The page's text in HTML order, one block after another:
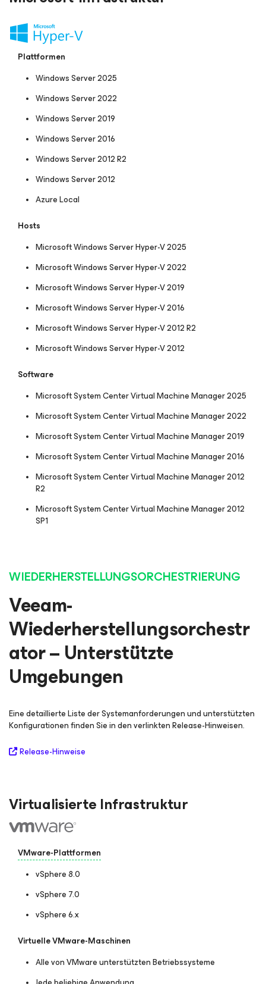
Plattformen
Windows Server 2025
Windows Server 2022
Windows Server 2019
Windows Server 2016
Windows Server 2012 R2
Windows Server 2012
Azure Local
Hosts
Microsoft Windows Server Hyper-V 2025
Microsoft Windows Server Hyper-V 2022
Microsoft Windows Server Hyper-V 2019
Microsoft Windows Server Hyper-V 2016
Microsoft Windows Server Hyper-V 2012 R2
Microsoft Windows Server Hyper-V 2012
Software
Microsoft System Center Virtual Machine Manager 2025
Microsoft System Center Virtual Machine Manager 2022
Microsoft System Center Virtual Machine Manager 2019
Microsoft System Center Virtual Machine Manager 2016
Microsoft System Center Virtual Machine Manager 2012
R2
Microsoft System Center Virtual Machine Manager 2012
SP1
WIEDERHERSTELLUNGSORCHESTRIERUNG
Veeam-
Wiederherstellungsorchestr
ator – Unterstützte
Umgebungen
Eine detaillierte Liste der Systemanforderungen und unterstützten
Konfigurationen finden Sie in den verlinkten Release-Hinweisen.
Release-Hinweise
Virtualisierte Infrastruktur
VMware-Plattformen
vSphere 8.0
vSphere 7.0
vSphere 6.x
Virtuelle VMware-Maschinen
Alle von VMware unterstützten Betriebssysteme